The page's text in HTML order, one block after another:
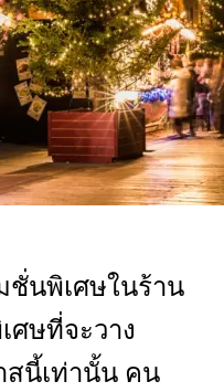
ชั่นพิเศษในร้าน
ษที่จะวาง
สนี้เท่านั้น คน